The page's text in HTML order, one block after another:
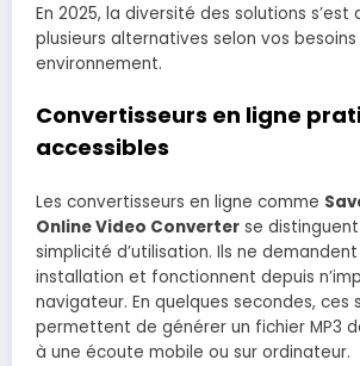
En 2025, la diversité des solutions
plusieurs alternatives selon vos
environnement.
Convertisseurs en ligne
accessibles
Les convertisseurs en ligne comme
Online Video Converter se
simplicité d’utilisation. Ils ne
installation et fonctionnent depuis
navigateur. En quelques secondes, ces
permettent de générer un fichier MP3
à une écoute mobile ou sur ordinateur.